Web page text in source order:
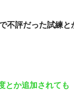
不評だった試練
とか追加されても